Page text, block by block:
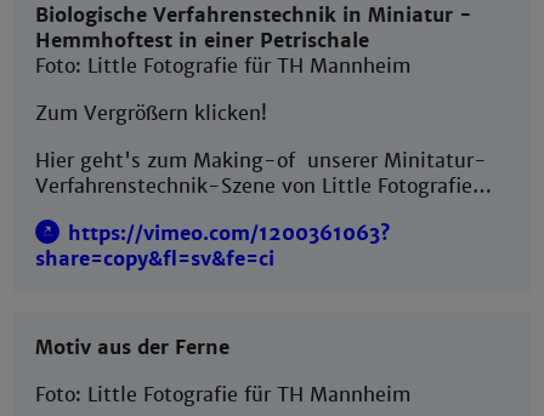
Biologische Verfahrenstechnik in Miniatur -
Hemmhoftest in einer Petrischale
Foto: Little Fotografie für TH Mannheim
Zum Vergrößern klicken!
Hier geht's zum Making-of unserer Minitatur-
Verfahrenstechnik-Szene von Little Fotografie…
https://vimeo.com/1200361063?
share=copy&fl=sv&fe=ci
Motiv aus der Ferne
Foto: Little Fotografie für TH Mannheim